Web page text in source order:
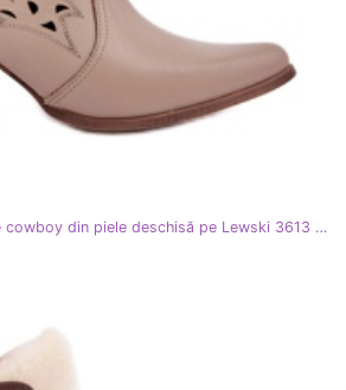
Lewski Shoes Cizme de cowboy din piele deschisă pe Lewski 3613 Pilon Beige Dark bej